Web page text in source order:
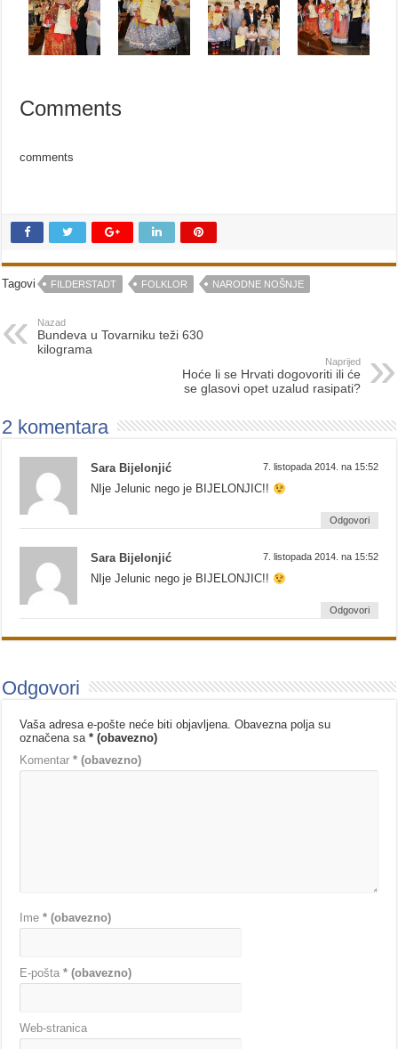
Comments
comments
Tagovi FILDERSTADT FOLKLOR NARODNE NOŠNJE
Nazad
Bundeva u Tovarniku teži 630
kilograma
Naprijed
Hoće li se Hrvati dogovoriti ili će
se glasovi opet uzalud rasipati?
2 komentara
Sara Bijelonjić 7. listopada 2014. na 15:52
NIje Jelunic nego je BIJELONJIC!!
Odgovori
Sara Bijelonjić 7. listopada 2014. na 15:52
NIje Jelunic nego je BIJELONJIC!!
Odgovori
Odgovori
Vaša adresa e-pošte neće biti objavljena. Obavezna polja su
označena sa* (obavezno)
Komentar* (obavezno)
Ime* (obavezno)
E-pošta* (obavezno)
Web-stranica